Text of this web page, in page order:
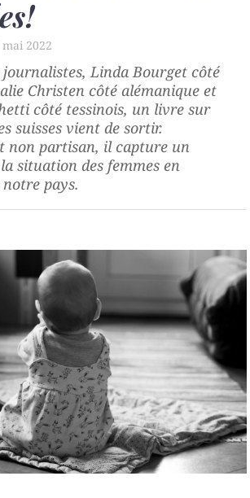
2022
Linda Bourget côté
Christen côté alémanique et
côté tessinois, un livre sur
suisses vient de sortir.
non partisan, il capture un
situation des femmes en
pays.